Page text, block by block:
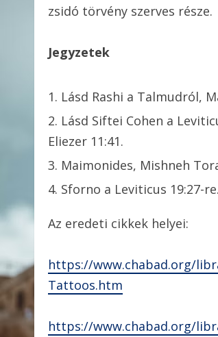
zsidó törvény szerves része.
Jegyzetek
Lásd Rashi a Talmudról,
Lásd Siftei Cohen a
Eliezer 11:41.
Maimonides, Mishneh
Sforno a Leviticus 19:27-re.
Az eredeti cikkek helyei:
https://www.chabad.org/
Tattoos.htm
https://www.chabad.org/